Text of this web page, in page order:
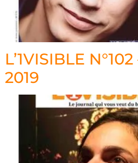
L’1VISIBLE
2019